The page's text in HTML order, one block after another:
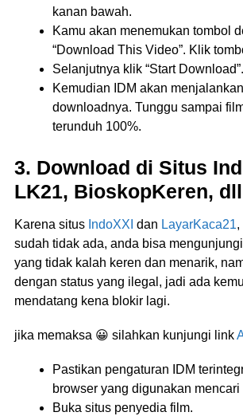
kanan bawah.
Kamu akan menemukan tombol
“Download This Video”. Klik
Selanjutnya klik “Start Download”.
Kemudian IDM akan
downloadnya. Tunggu sampai
terunduh 100%.
3. Download di Situs
LK21, BioskopKeren,
Karena situs IndoXXI dan LayarKaca21,
sudah tidak ada, anda bisa
yang tidak kalah keren dan menarik,
dengan status yang ilegal, jadi ada
mendatang kena blokir lagi.
jika memaksa 😀 silahkan kunjungi link
Pastikan pengaturan IDM
browser yang digunakan mencari
Buka situs penyedia film.